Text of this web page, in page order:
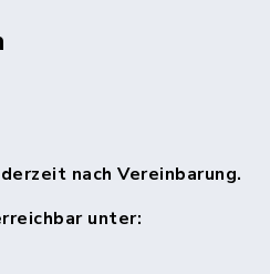
nach Vereinbarung.
unter: